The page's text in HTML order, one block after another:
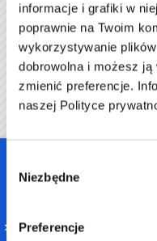
informacje i grafiki w
poprawnie na Twoim
wykorzystywanie
dobrowolna i możesz
zmienić preferencje.
naszej Polityce
Selection
Niezbędne
Preferencje
Testowanie i iteracja –
modelami pozwala
efektywne podejście.
Najczęstsze
prowadzić do błędnych